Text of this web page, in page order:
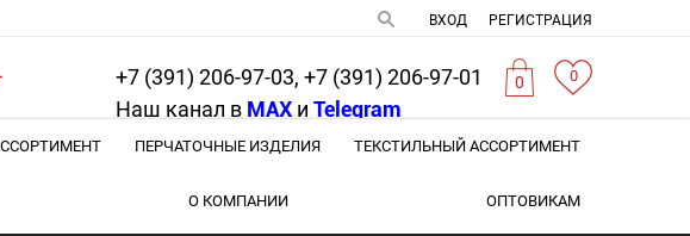
ВХОД РЕГИСТРАЦИЯ
0 0
+7 (391) 206-97-03, +7 (391) 206-97-01
Наш канал в MAX и Telegram
ПЕРЧАТОЧНЫЕ ИЗДЕЛИЯ ТЕКСТИЛЬНЫЙ АССОРТИМЕНТ
О КОМПАНИИ ОПТОВИКАМ